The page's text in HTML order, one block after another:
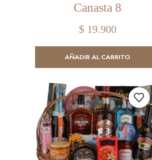
Canasta 8
$ 19.900
AÑADIR AL CARRITO